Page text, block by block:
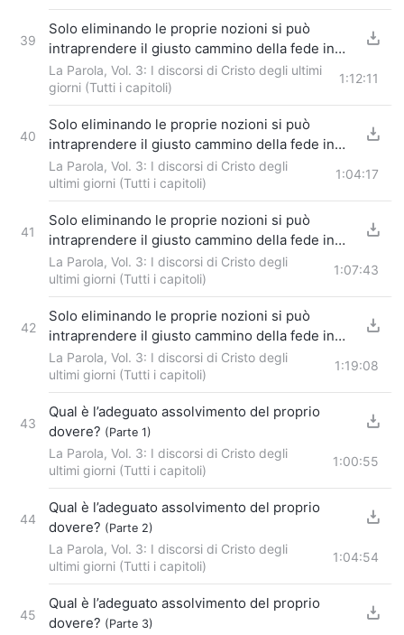
39
Solo eliminando le proprie nozioni si può
intraprendere il giusto cammino della fede in
Dio (3)Parte 1
La Parola, Vol. 3: I discorsi di Cristo degli ultimi
giorni (Tutti i capitoli)
1:12:11
40
Solo eliminando le proprie nozioni si può
intraprendere il giusto cammino della fede in
Dio (3)Parte 2
La Parola, Vol. 3: I discorsi di Cristo degli
ultimi giorni (Tutti i capitoli)
1:04:17
41
Solo eliminando le proprie nozioni si può
intraprendere il giusto cammino della fede in
Dio (3)Parte 3
La Parola, Vol. 3: I discorsi di Cristo degli
ultimi giorni (Tutti i capitoli)
1:07:43
42
Solo eliminando le proprie nozioni si può
intraprendere il giusto cammino della fede in
Dio (3)Parte 4
La Parola, Vol. 3: I discorsi di Cristo degli
ultimi giorni (Tutti i capitoli)
1:19:08
43
Qual è l’adeguato assolvimento del proprio
dovere? (Parte 1)
La Parola, Vol. 3: I discorsi di Cristo degli
ultimi giorni (Tutti i capitoli)
1:00:55
44
Qual è l’adeguato assolvimento del proprio
dovere? (Parte 2)
La Parola, Vol. 3: I discorsi di Cristo degli
ultimi giorni (Tutti i capitoli)
1:04:54
45
Qual è l’adeguato assolvimento del proprio
dovere? (Parte 3)